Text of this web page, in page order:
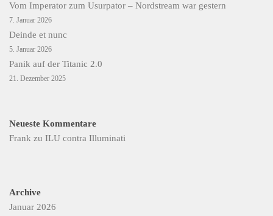
Vom Imperator zum Usurpator – Nordstream war gestern
7. Januar 2026
Deinde et nunc
5. Januar 2026
Panik auf der Titanic 2.0
21. Dezember 2025
Neueste Kommentare
Frank zu ILU contra Illuminati
Archive
Januar 2026